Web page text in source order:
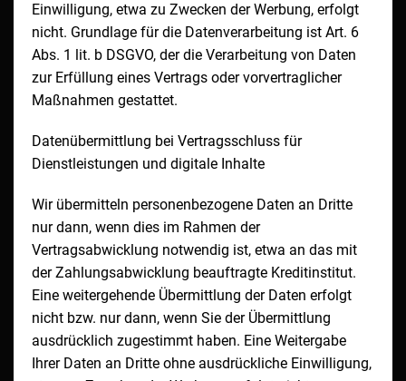
Einwilligung, etwa zu Zwecken der Werbung, erfolgt
nicht. Grundlage für die Datenverarbeitung ist Art. 6
Abs. 1 lit. b DSGVO, der die Verarbeitung von Daten
zur Erfüllung eines Vertrags oder vorvertraglicher
Maßnahmen gestattet.
Datenübermittlung bei Vertragsschluss für
Dienstleistungen und digitale Inhalte
Wir übermitteln personenbezogene Daten an Dritte
nur dann, wenn dies im Rahmen der
Vertragsabwicklung notwendig ist, etwa an das mit
der Zahlungsabwicklung beauftragte Kreditinstitut.
Eine weitergehende Übermittlung der Daten erfolgt
nicht bzw. nur dann, wenn Sie der Übermittlung
ausdrücklich zugestimmt haben. Eine Weitergabe
Ihrer Daten an Dritte ohne ausdrückliche Einwilligung,